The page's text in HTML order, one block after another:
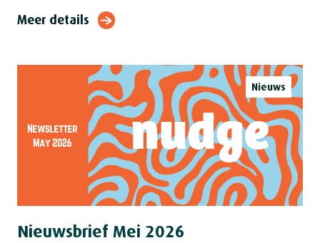
Meer details
Nieuws
Nieuwsbrief Mei 2026